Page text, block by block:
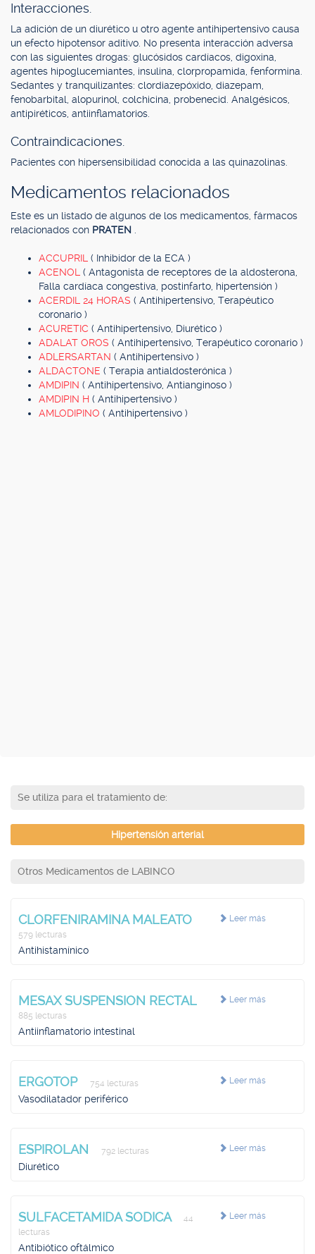
Interacciones.
La adición de un diurético u otro agente antihipertensivo causa
un efecto hipotensor aditivo. No presenta interacción adversa
con las siguientes drogas: glucósidos cardíacos, digoxina,
agentes hipoglucemiantes, insulina, clorpropamida, fenformina.
Sedantes y tranquilizantes: clordiazepóxido, diazepam,
fenobarbital, alopurinol, colchicina, probenecid. Analgésicos,
antipiréticos, antiinflamatorios.
Contraindicaciones.
Pacientes con hipersensibilidad conocida a las quinazolinas.
Medicamentos relacionados
Este es un listado de algunos de los medicamentos, fármacos
relacionados con PRATEN
ACCUPRIL ( Inhibidor de la ECA )
ACENOL ( Antagonista de receptores de la aldosterona,
Falla cardíaca congestiva, postinfarto, hipertensión )
ACERDIL 24 HORAS ( Antihipertensivo, Terapéutico
coronario )
ACURETIC ( Antihipertensivo, Diurético )
ADALAT OROS ( Antihipertensivo, Terapéutico coronario )
ADLERSARTAN ( Antihipertensivo )
ALDACTONE ( Terapia antialdosterónica )
AMDIPIN ( Antihipertensivo, Antianginoso )
AMDIPIN H ( Antihipertensivo )
AMLODIPINO ( Antihipertensivo )
Se utiliza para el tratamiento de:
Hipertensión arterial
Otros Medicamentos de LABINCO
Leer más
CLORFENIRAMINA MALEATO
579 lecturas
Antihistamínico
Leer más
MESAX SUSPENSION RECTAL
885 lecturas
Antiinflamatorio intestinal
Leer más
ERGOTOP 754 lecturas
Vasodilatador periférico
Leer más
ESPIROLAN 792 lecturas
Diurético
Leer más
SULFACETAMIDA SODICA
44
lecturas
Antibiótico oftálmico